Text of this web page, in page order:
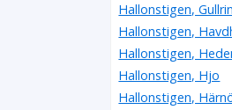
Hallonstigen,
Hallonstigen,
Hallonstigen,
Hallonstigen, Hjo
Hallonstigen,